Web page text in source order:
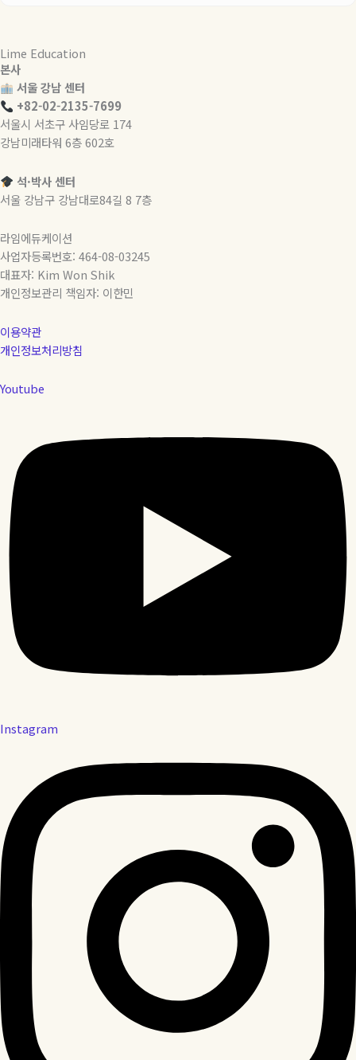
Lime Education
본사
서울 강남 센터
+82-02-2135-7699
서울시 서초구 사임당로 174
강남미래타워 6층 602호
석·박사 센터
서울 강남구 강남대로84길 8 7층
라임에듀케이션
사업자등록번호: 464-08-03245
대표자: Kim Won Shik
개인정보관리 책임자: 이한민
이용약관
개인정보처리방침
Youtube
Instagram